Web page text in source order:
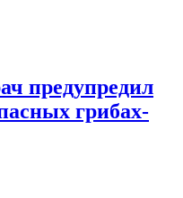
предупредил
грибах-